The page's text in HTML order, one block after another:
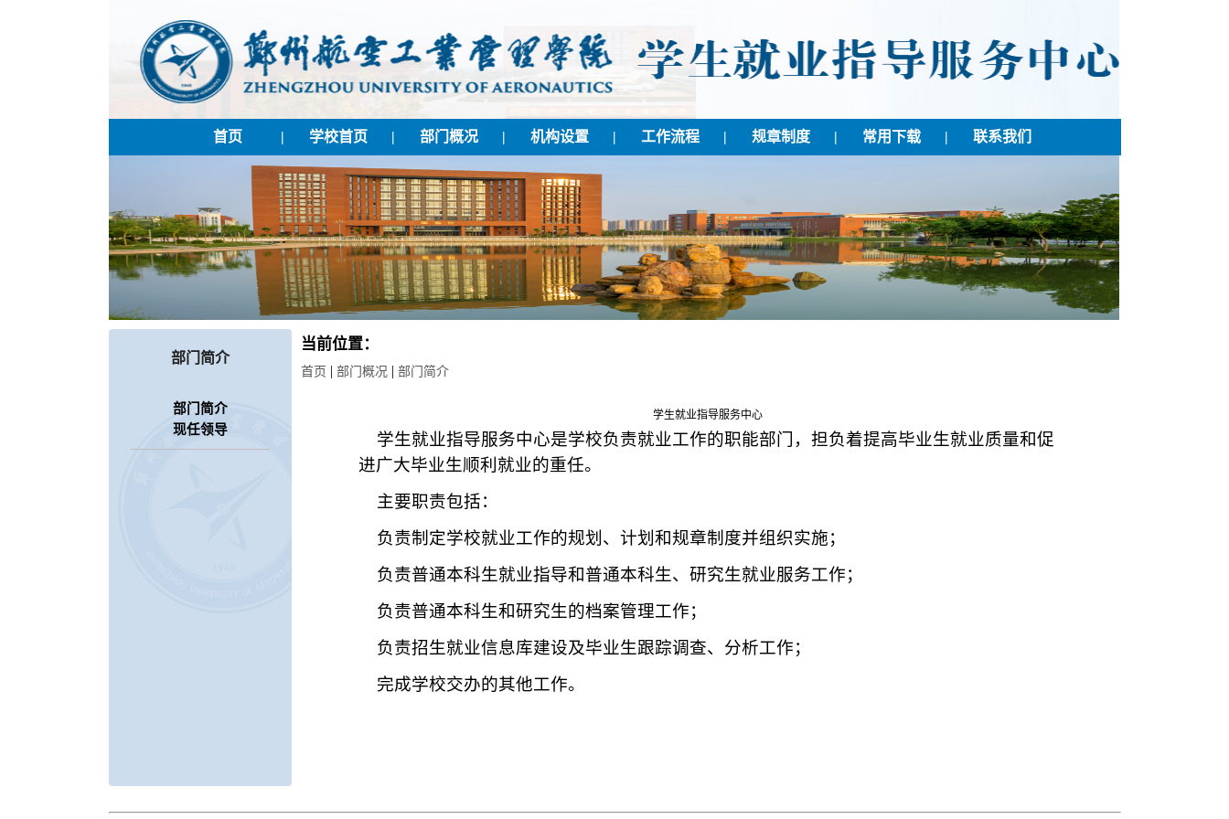
首页 | 学校首页 | 部门概况 | 机构设置 | 工作流程 | 规章制度 | 常用下载 | 联系我们
部门简介
部门简介
现任领导
当前位置：
首页 | 部门概况 | 部门简介
学生就业指导服务中心
学生就业指导服务中心是学校负责就业工作的职能部门，担负着提高毕业生就业质量和促
进广大毕业生顺利就业的重任。
主要职责包括：
负责制定学校就业工作的规划、计划和规章制度并组织实施；
负责普通本科生就业指导和普通本科生、研究生就业服务工作；
负责普通本科生和研究生的档案管理工作；
负责招生就业信息库建设及毕业生跟踪调查、分析工作；
完成学校交办的其他工作。